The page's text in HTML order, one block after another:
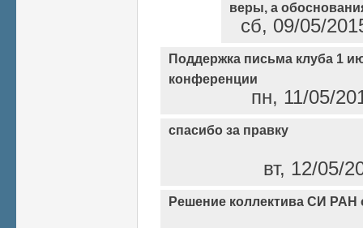
веры, а
сб, 09/05/
Поддержка письма клуба 1
конференции
пн, 11/05/
спасибо за правку
вт, 12/05/
Решение коллектива СИ РАН